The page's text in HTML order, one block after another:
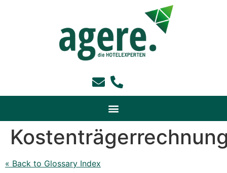
« Back to Glossary Index